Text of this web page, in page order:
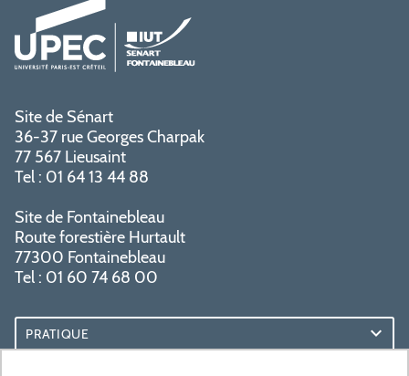
Site de Sénart
36-37 rue Georges Charpak
77 567 Lieusaint
Tel : 01 64 13 44 88
Site de Fontainebleau
Route forestière Hurtault
77300 Fontainebleau
Tel : 01 60 74 68 00
PRATIQUE